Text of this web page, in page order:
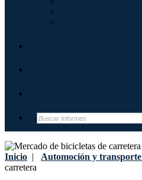
Inicio | Automoción y transporte
carretera